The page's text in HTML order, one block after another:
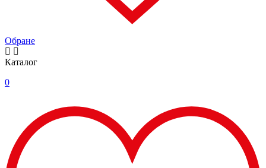
Обране
Каталог
0